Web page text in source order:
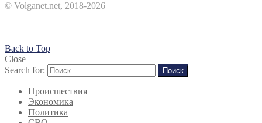
© Volganet.net, 2018-2026
Back to Top
Close
Search for:
Поиск
Происшествия
Экономика
Политика